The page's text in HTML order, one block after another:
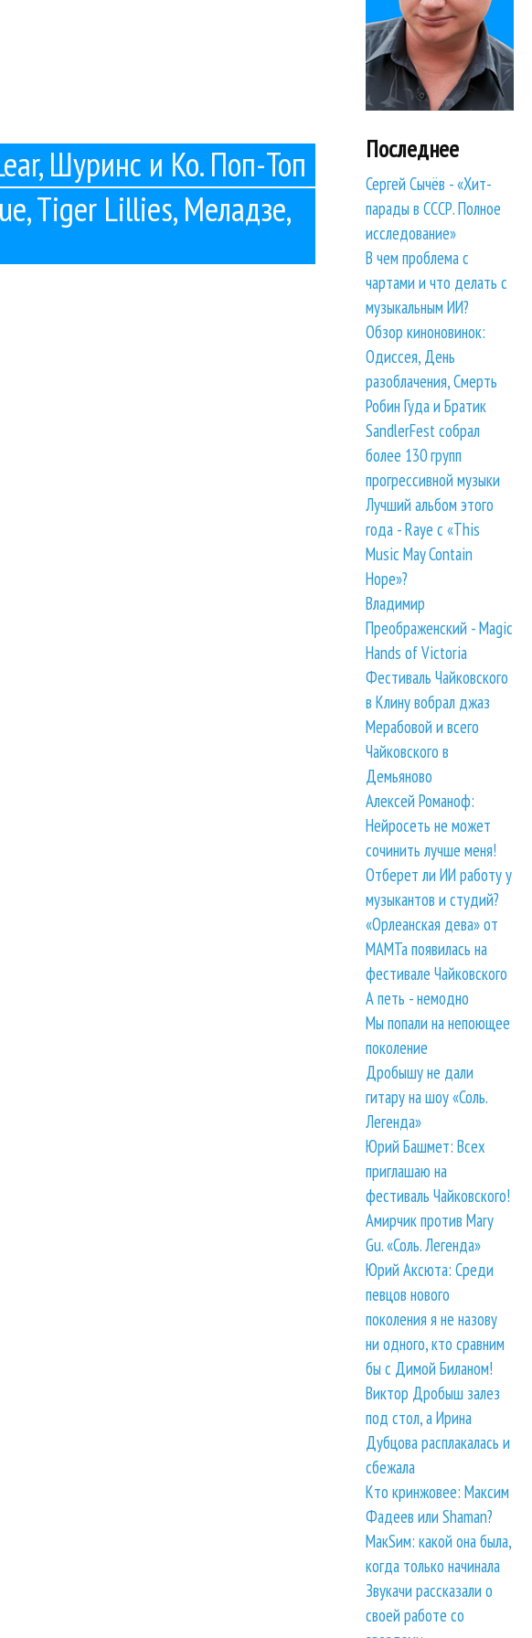
Шуринс и Ко. Поп-Топ
Tiger Lillies, Меладзе,
Последнее
Сергей Сычёв - «Хит-
парады в СССР. Полное
исследование»
В чем проблема с
чартами и что делать с
музыкальным ИИ?
Обзор киноновинок:
Одиссея, День
разоблачения, Смерть
Робин Гуда и Братик
SandlerFest собрал
более 130 групп
прогрессивной музыки
Лучший альбом этого
года - Raye с «This
Music May Contain
Hope»?
Владимир
Преображенский - Magic
Hands of Victoria
Фестиваль Чайковского
в Клину вобрал джаз
Мерабовой и всего
Чайковского в
Демьяново
Алексей Романоф:
Нейросеть не может
сочинить лучше меня!
Отберет ли ИИ работу у
музыкантов и студий?
«Орлеанская дева» от
МАМТа появилась на
фестивале Чайковского
А петь - немодно
Мы попали на непоющее
поколение
Дробышу не дали
гитару на шоу «Соль.
Легенда»
Юрий Башмет: Всех
приглашаю на
фестиваль Чайковского!
Амирчик против Mary
Gu. «Соль. Легенда»
Юрий Аксюта: Среди
певцов нового
поколения я не назову
ни одного, кто сравним
бы с Димой Биланом!
Виктор Дробыш залез
под стол, а Ирина
Дубцова расплакалась и
сбежала
Кто кринжовее: Максим
Фадеев или Shaman?
МакSим: какой она была,
когда только начинала
Звукачи рассказали о
своей работе со